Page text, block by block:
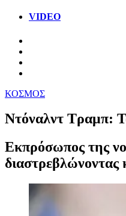
VIDEO
ΚΟΣΜΟΣ
Ντόναλντ Τραμπ:
Εκπρόσωπος της
διαστρεβλώνοντας